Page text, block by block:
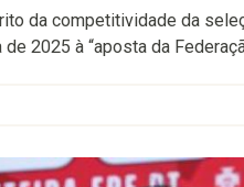
da competitividade da
2025 à “aposta da